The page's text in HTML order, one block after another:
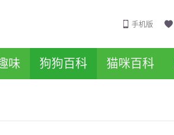
手机版
味 狗狗百科 猫咪百科